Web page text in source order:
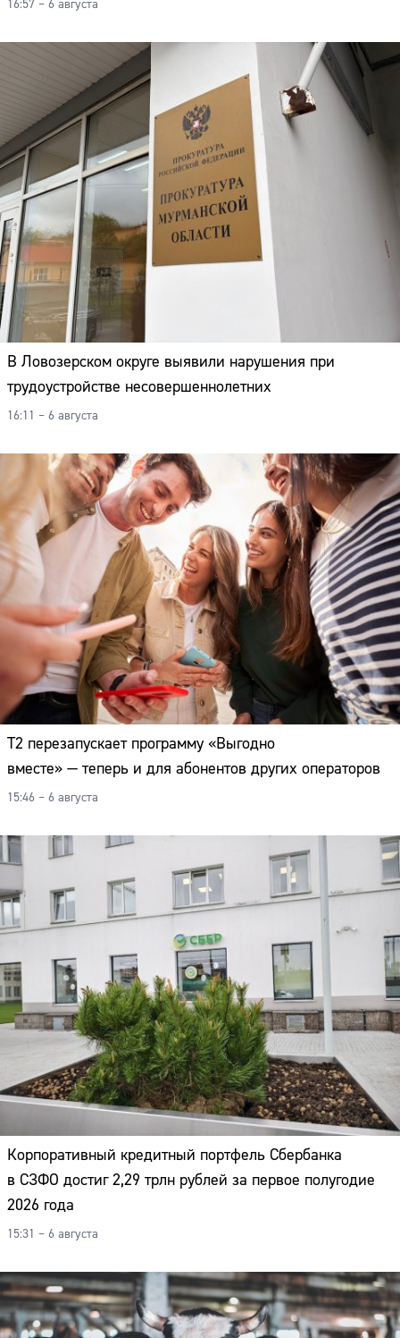
16:57 – 6 августа
В Ловозерском округе выявили нарушения при
трудоустройстве несовершеннолетних
16:11 – 6 августа
Т2 перезапускает программу «Выгодно
вместе» — теперь и для абонентов других операторов
15:46 – 6 августа
Корпоративный кредитный портфель Сбербанка
в СЗФО достиг 2,29 трлн рублей за первое полугодие
2026 года
15:31 – 6 августа